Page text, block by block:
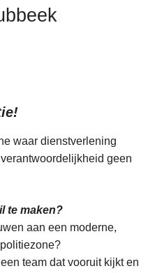
waar dienstverlening
geen
te maken?
aan een moderne,
team dat vooruit kijkt en